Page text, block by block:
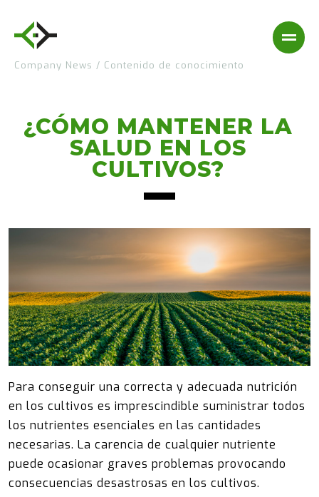
Company News / Contenido de conocimiento
¿CÓMO MANTENER LA
SALUD EN LOS
CULTIVOS?
Para conseguir una correcta y adecuada nutrición
en los cultivos es imprescindible suministrar todos
los nutrientes esenciales en las cantidades
necesarias. La carencia de cualquier nutriente
puede ocasionar graves problemas provocando
consecuencias desastrosas en los cultivos.